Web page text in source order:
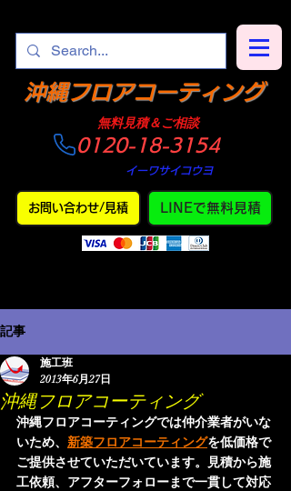
​沖縄フロアコーティング
​無料見積＆ご相談
0120-18-3154
イーワサイコウヨ
お問い合わせ/見積 LINEで無料見積
記事
沖縄フロアコーティング
施工班
2013年6月27日
沖縄フロアコーティングでは仲介業者がいな
いため、 新築フロアコーティングを低価格で
ご提供させていただいています。見積から施
工依頼、アフターフォローまで一貫して対応